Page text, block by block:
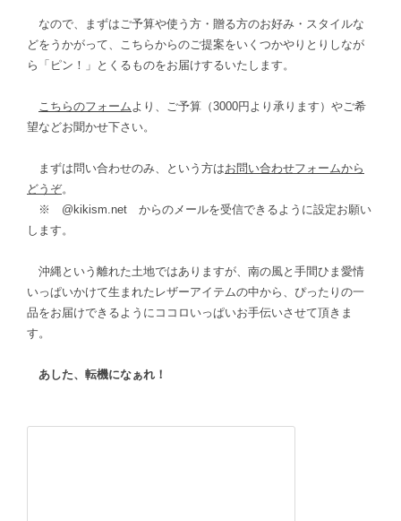
なので、まずはご予算や使う方・贈る方のお好み・スタイルな
どをうかがって、こちらからのご提案をいくつかやりとりしなが
ら「ピン！」とくるものをお届けするいたします。
こちらのフォームより、ご予算（3000円より承ります）やご希
望などお聞かせ下さい。
まずは問い合わせのみ、という方はお問い合わせフォームから
どうぞ。
※ @kikism.net からのメールを受信できるように設定お願い
します。
沖縄という離れた土地ではありますが、南の風と手間ひま愛情
いっぱいかけて生まれたレザーアイテムの中から、ぴったりの一
品をお届けできるようにココロいっぱいお手伝いさせて頂きま
す。
あした、転機になぁれ！